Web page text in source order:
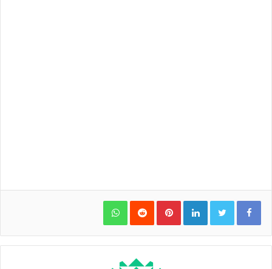
LinkedIn
Pinterest
WhatsApp